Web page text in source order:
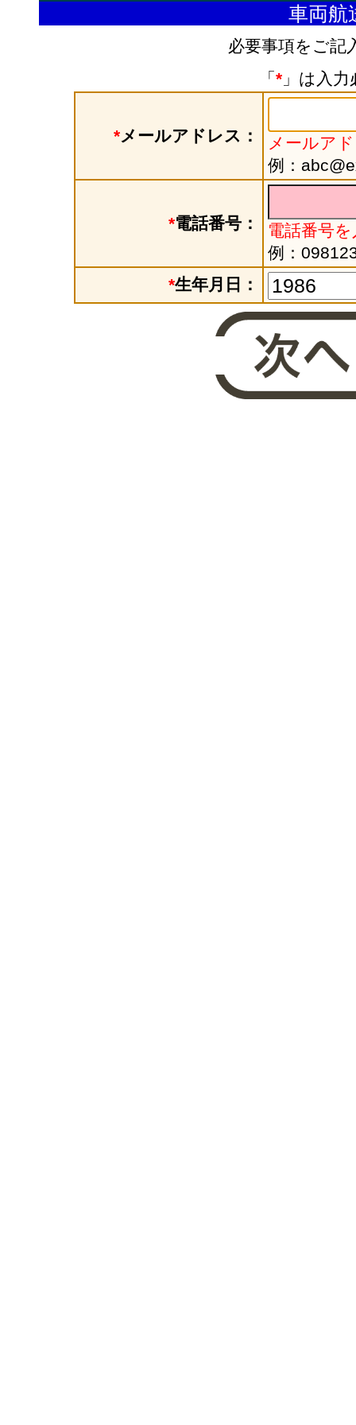
車両航
必要事項をご記
「 *」は入力
*メールアドレス：
メールア
例：
*電話番号：
電話番号
例：
*生年月日：